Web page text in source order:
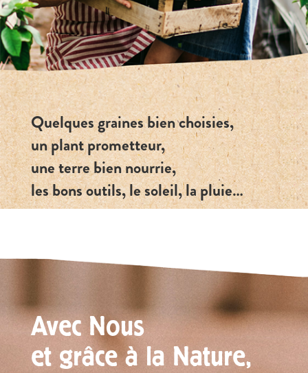
Quelques graines bien choisies,
un plant prometteur,
une terre bien nourrie,
les bons outils, le soleil, la pluie…
Avec Nous
et grâce à la Nature,